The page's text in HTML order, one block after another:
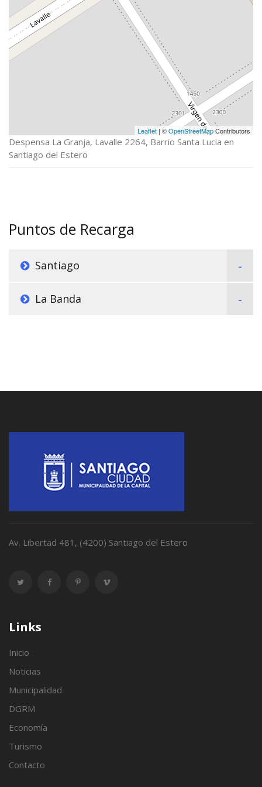
Leaflet | ©OpenStreetMapContributors
Despensa La Granja, Lavalle 2264, Barrio Santa Lucia en
Santiago del Estero
Puntos de Recarga
Santiago
La Banda
Av. Libertad 481, (4200) Santiago del Estero
Links
Inicio
Noticias
Municipalidad
DGRM
Economía
Turismo
Contacto